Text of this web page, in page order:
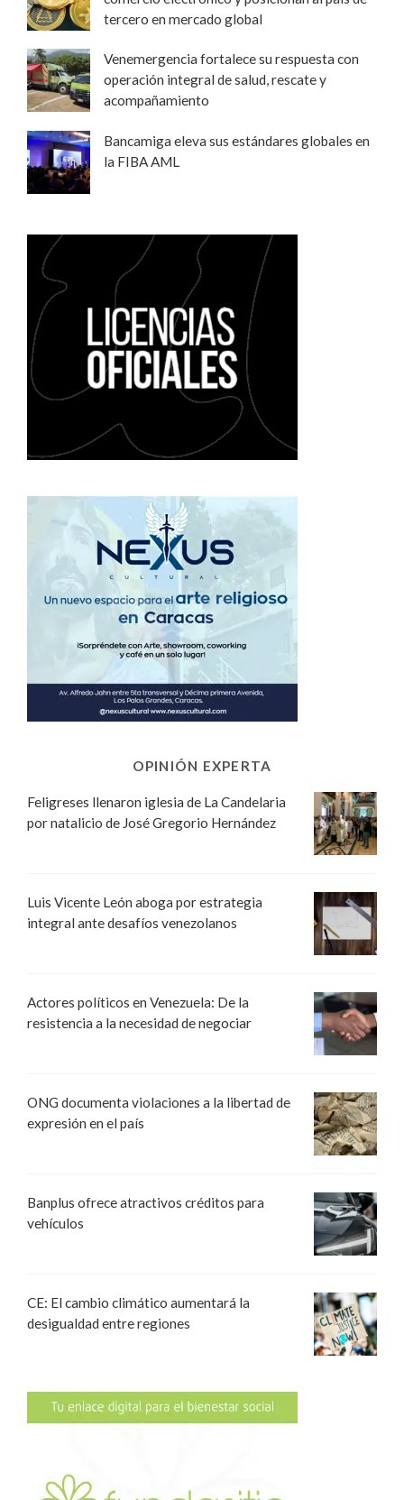
tercero en mercado global
Venemergencia fortalece su respuesta con
operación integral de salud, rescate y
acompañamiento
Bancamiga eleva sus estándares globales en
la FIBA AML
OPINIÓN EXPERTA
Feligreses llenaron iglesia de La Candelaria
por natalicio de José Gregorio Hernández
Luis Vicente León aboga por estrategia
integral ante desafíos venezolanos
Actores políticos en Venezuela: De la
resistencia a la necesidad de negociar
ONG documenta violaciones a la libertad de
expresión en el país
Banplus ofrece atractivos créditos para
vehículos
CE: El cambio climático aumentará la
desigualdad entre regiones